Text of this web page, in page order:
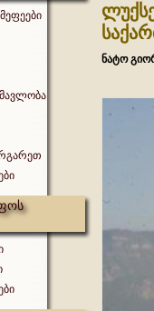
ნატო